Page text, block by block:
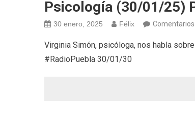
Psicología (30/01/25)
30 enero, 2025 Félix
Virginia Simón, psicóloga, nos habla
#RadioPuebla 30/01/30